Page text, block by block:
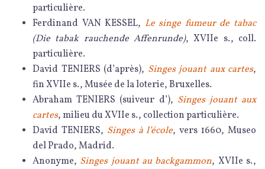
particulière.
Ferdinand VAN KESSEL, Le singe fumeur de tabac
(Die tabak rauchende Affenrunde), XVIIe s., coll.
particulière.
David TENIERS (d’après), Singes jouant aux cartes,
fin XVIIe s., Musée de la loterie, Bruxelles.
Abraham TENIERS (suiveur d’), Singes jouant aux
cartes, milieu du XVIIe s., collection particulière.
David TENIERS, Singes à l’école, vers 1660, Museo
del Prado, Madrid.
Anonyme, Singes jouant au backgammon, XVIIe s.,